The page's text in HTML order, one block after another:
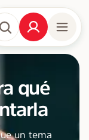
qué
un tema